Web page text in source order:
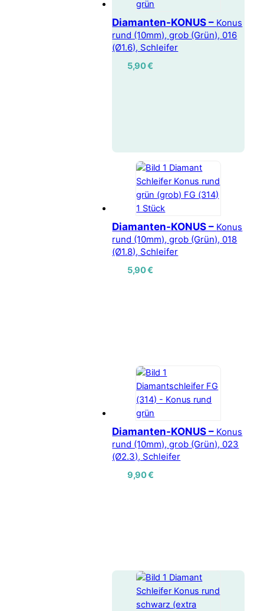
Diamanten-KONUS – Konus
rund (10mm), grob (Grün), 016
(Ø1.6), Schleifer
5,90€
Diamanten-KONUS – Konus
rund (10mm), grob (Grün), 018
(Ø1.8), Schleifer
5,90€
Diamanten-KONUS – Konus
rund (10mm), grob (Grün), 023
(Ø2.3), Schleifer
9,90€